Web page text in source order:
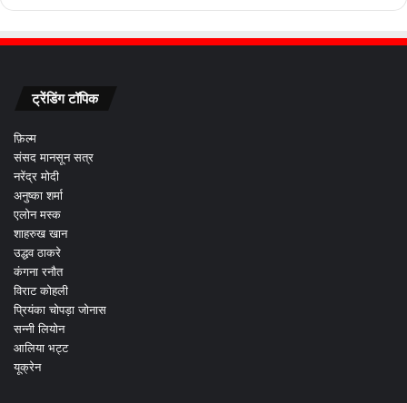
ट्रेंडिंग टॉपिक
फ़िल्म
संसद मानसून सत्र
नरेंद्र मोदी
अनुष्का शर्मा
एलोन मस्क
शाहरुख खान
उद्धव ठाकरे
कंगना रनौत
विराट कोहली
प्रियंका चोपड़ा जोनास
सन्नी लियोन
आलिया भट्ट
यूक्रेन